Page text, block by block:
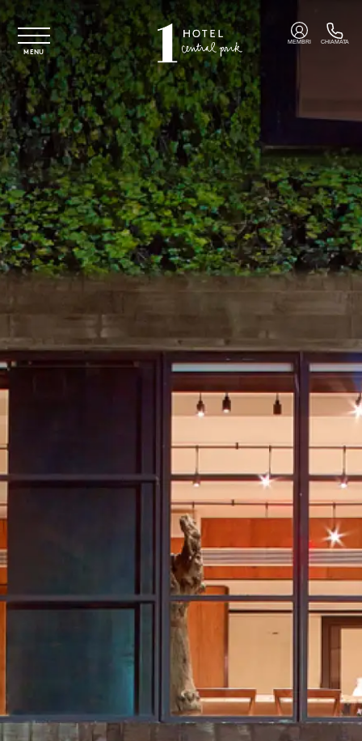
Vai al contenuto principale
MENU
MEMBRI CHIAMATA